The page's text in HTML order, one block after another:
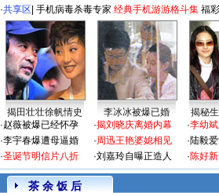
·共享区 手机病毒杀毒专家 经典手机游游格斗集 福
揭田壮壮徐帆情史 李冰冰被爆已婚
揭秘
·赵薇被爆已经怀孕
·李宇春爆遭母逼婚
·圣诞节明信片八折
·揭刘晓庆离婚内幕
·周迅王艳婆媳相见
·刘嘉玲自曝正造人
·李幼
·陆毅
·陈好
茶 余 饭 后